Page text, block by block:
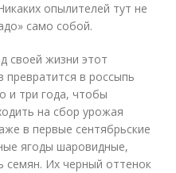
опылителей тут не
само собой.
своей жизни этот
в россыпь
и три года, чтобы
на сбор урожая
в первые сентябрьские
ягоды шаровидные,
семян. Их черный оттенок